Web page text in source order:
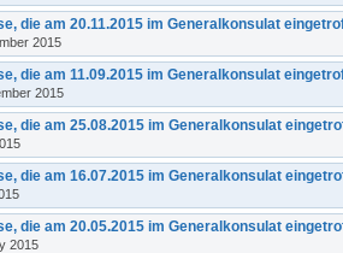
die am 20.11.2015 im Generalkonsulat
2015
die am 11.09.2015 im Generalkonsulat
2015
die am 25.08.2015 im Generalkonsulat
die am 16.07.2015 im Generalkonsulat
die am 20.05.2015 im Generalkonsulat
2015